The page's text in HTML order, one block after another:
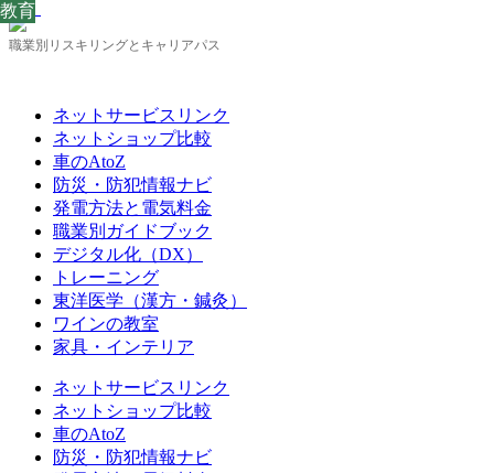
職業別リスキリングとキャリアパス
ネットサービスリンク
ネットショップ比較
車のAtoZ
防災・防犯情報ナビ
発電方法と電気料金
職業別ガイドブック
デジタル化（DX）
トレーニング
東洋医学（漢方・鍼灸）
ワインの教室
家具・インテリア
ネットサービスリンク
ネットショップ比較
車のAtoZ
防災・防犯情報ナビ
教育
教育
教育
教育
教育
教育
教育
教育
教育